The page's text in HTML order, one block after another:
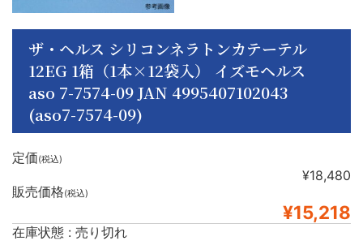
ザ・ヘルス シリコンネラトンカテーテル
12EG 1箱（1本×12袋入） イズモヘルス
aso 7-7574-09 JAN 4995407102043
(aso7-7574-09)
定価(税込)
¥18,480
販売価格(税込)
¥15,218
在庫状態 : 売り切れ